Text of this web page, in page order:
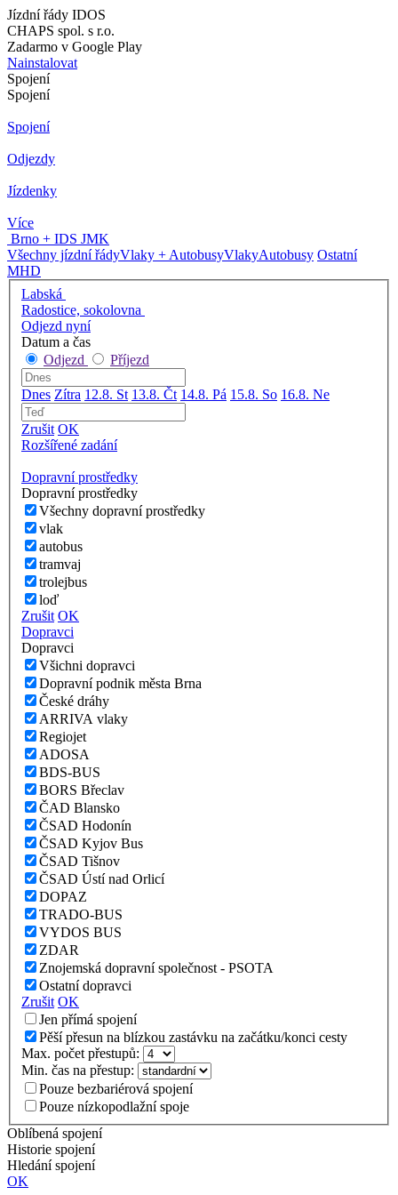
Jízdní řády IDOS
CHAPS spol. s r.o.
Zadarmo v Google Play
Nainstalovat
Spojení
Spojení
Spojení
Odjezdy
Jízdenky
Více
Brno + IDS JMK
Všechny jízdní řádyVlaky + AutobusyVlakyAutobusy Ostatní
MHD
Labská
Radostice, sokolovna
Odjezd nyní
Datum a čas
Odjezd
Příjezd
Dnes Zítra 12.8. St 13.8. Čt 14.8. Pá 15.8. So 16.8. Ne
Zrušit OK
Rozšířené zadání
Dopravní prostředky
Dopravní prostředky
Všechny dopravní prostředky
vlak
autobus
tramvaj
trolejbus
loď
Zrušit OK
Dopravci
Dopravci
Všichni dopravci
Dopravní podnik města Brna
České dráhy
ARRIVA vlaky
Regiojet
ADOSA
BDS-BUS
BORS Břeclav
ČAD Blansko
ČSAD Hodonín
ČSAD Kyjov Bus
ČSAD Tišnov
ČSAD Ústí nad Orlicí
DOPAZ
TRADO-BUS
VYDOS BUS
ZDAR
Znojemská dopravní společnost - PSOTA
Ostatní dopravci
Zrušit OK
Jen přímá spojení
Pěší přesun na blízkou zastávku na začátku/konci cesty
Max. počet přestupů:
Min. čas na přestup:
Pouze bezbariérová spojení
Pouze nízkopodlažní spoje
Oblíbená spojení
Historie spojení
Hledání spojení
OK